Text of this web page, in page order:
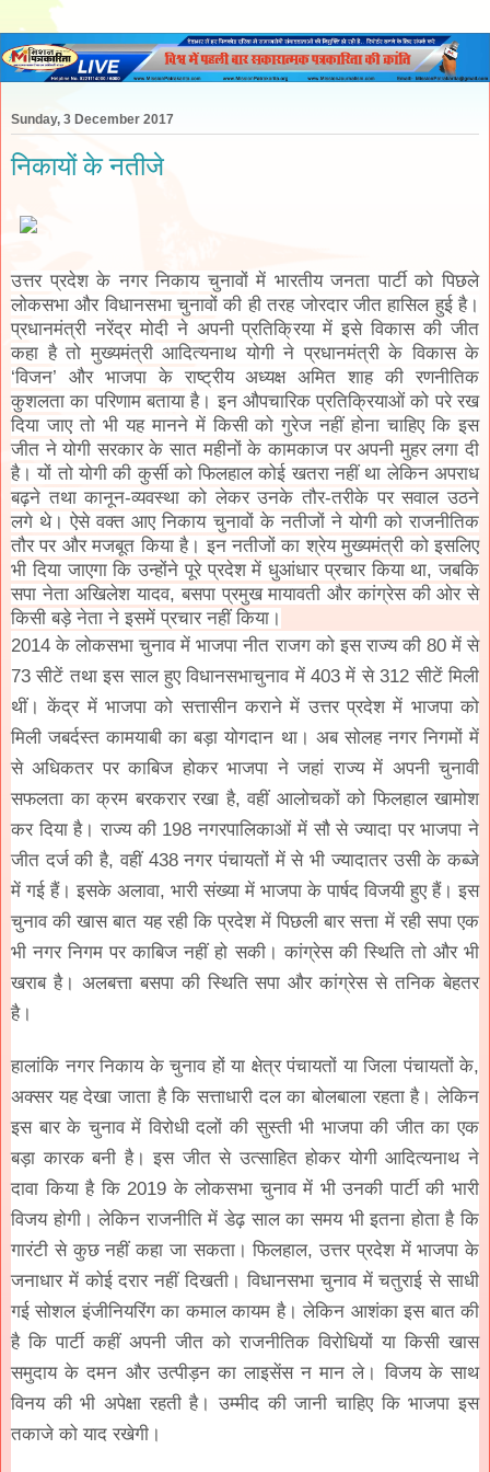
Sunday, 3 December 2017
निकायों के नतीजे
उत्तर प्रदेश के नगर निकाय चुनावों में भारतीय जनता पार्टी को पिछले
लोकसभा और विधानसभा चुनावों की ही तरह जोरदार जीत हासिल हुई है।
प्रधानमंत्री नरेंद्र मोदी ने अपनी प्रतिक्रिया में इसे विकास की जीत
कहा है तो मुख्यमंत्री आदित्यनाथ योगी ने प्रधानमंत्री के विकास के
‘विजन’ और भाजपा के राष्ट्रीय अध्यक्ष अमित शाह की रणनीतिक
कुशलता का परिणाम बताया है। इन औपचारिक प्रतिक्रियाओं को परे रख
दिया जाए तो भी यह मानने में किसी को गुरेज नहीं होना चाहिए कि इस
जीत ने योगी सरकार के सात महीनों के कामकाज पर अपनी मुहर लगा दी
है। यों तो योगी की कुर्सी को फिलहाल कोई खतरा नहीं था लेकिन अपराध
बढ़ने तथा कानून-व्यवस्था को लेकर उनके तौर-तरीके पर सवाल उठने
लगे थे। ऐसे वक्त आए निकाय चुनावों के नतीजों ने योगी को राजनीतिक
तौर पर और मजबूत किया है। इन नतीजों का श्रेय मुख्यमंत्री को इसलिए
भी दिया जाएगा कि उन्होंने पूरे प्रदेश में धुआंधार प्रचार किया था, जबकि
सपा नेता अखिलेश यादव, बसपा प्रमुख मायावती और कांग्रेस की ओर से
किसी बड़े नेता ने इसमें प्रचार नहीं किया।
2014 के लोकसभा चुनाव में भाजपा नीत राजग को इस राज्य की 80 में से
73 सीटें तथा इस साल हुए विधानसभाचुनाव में 403 में से 312 सीटें मिली
थीं। केंद्र में भाजपा को सत्तासीन कराने में उत्तर प्रदेश में भाजपा को
मिली जबर्दस्त कामयाबी का बड़ा योगदान था। अब सोलह नगर निगमों में
से अधिकतर पर काबिज होकर भाजपा ने जहां राज्य में अपनी चुनावी
सफलता का क्रम बरकरार रखा है, वहीं आलोचकों को फिलहाल खामोश
कर दिया है। राज्य की 198 नगरपालिकाओं में सौ से ज्यादा पर भाजपा ने
जीत दर्ज की है, वहीं 438 नगर पंचायतों में से भी ज्यादातर उसी के कब्जे
में गई हैं। इसके अलावा, भारी संख्या में भाजपा के पार्षद विजयी हुए हैं। इस
चुनाव की खास बात यह रही कि प्रदेश में पिछली बार सत्ता में रही सपा एक
भी नगर निगम पर काबिज नहीं हो सकी। कांग्रेस की स्थिति तो और भी
खराब है। अलबत्ता बसपा की स्थिति सपा और कांग्रेस से तनिक बेहतर
है।
हालांकि नगर निकाय के चुनाव हों या क्षेत्र पंचायतों या जिला पंचायतों के,
अक्सर यह देखा जाता है कि सत्ताधारी दल का बोलबाला रहता है। लेकिन
इस बार के चुनाव में विरोधी दलों की सुस्ती भी भाजपा की जीत का एक
बड़ा कारक बनी है। इस जीत से उत्साहित होकर योगी आदित्यनाथ ने
दावा किया है कि 2019 के लोकसभा चुनाव में भी उनकी पार्टी की भारी
विजय होगी। लेकिन राजनीति में डेढ़ साल का समय भी इतना होता है कि
गारंटी से कुछ नहीं कहा जा सकता। फिलहाल, उत्तर प्रदेश में भाजपा के
जनाधार में कोई दरार नहीं दिखती। विधानसभा चुनाव में चतुराई से साधी
गई सोशल इंजीनियरिंग का कमाल कायम है। लेकिन आशंका इस बात की
है कि पार्टी कहीं अपनी जीत को राजनीतिक विरोधियों या किसी खास
समुदाय के दमन और उत्पीड़न का लाइसेंस न मान ले। विजय के साथ
विनय की भी अपेक्षा रहती है। उम्मीद की जानी चाहिए कि भाजपा इस
तकाजे को याद रखेगी।